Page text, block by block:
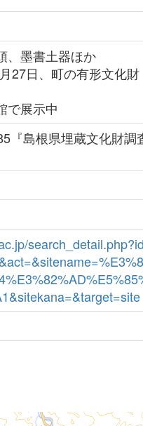
、墨書土器ほか
27日、町の有形文化財
で展示中
島根県埋蔵文化財調